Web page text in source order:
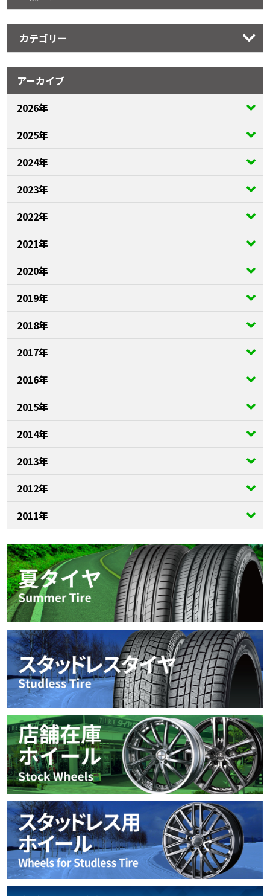
カテゴリー
アーカイブ
2026年
2025年
2024年
2023年
2022年
2021年
2020年
2019年
2018年
2017年
2016年
2015年
2014年
2013年
2012年
2011年